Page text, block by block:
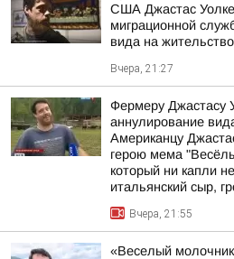
США Джастас
миграционной
вида на жительство
Вчера, 21:27
Фермеру Джастасу
аннулирование
Американцу
герою мема
который ни капли
итальянский сыр,
Вчера, 21:55
«Веселый